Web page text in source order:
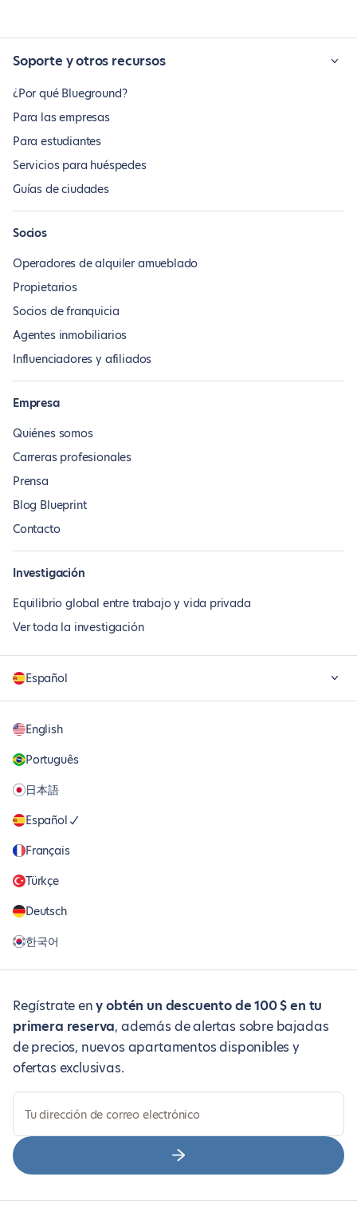
Soporte y otros recursos
¿Por qué Blueground?
Para las empresas
Para estudiantes
Servicios para huéspedes
Guías de ciudades
Socios
Operadores de alquiler amueblado
Propietarios
Socios de franquicia
Agentes inmobiliarios
Influenciadores y afiliados
Empresa
Quiénes somos
Carreras profesionales
Prensa
Blog Blueprint
Contacto
Investigación
Equilibrio global entre trabajo y vida privada
Ver toda la investigación
Español
English
Português
日本語
Español
Français
Türkçe
Deutsch
한국어
Regístrate eny obtén un descuento de 100 $ en tu
primera reserva, además de alertas sobre bajadas
de precios, nuevos apartamentos disponibles y
ofertas exclusivas.
Tu dirección de correo electrónico